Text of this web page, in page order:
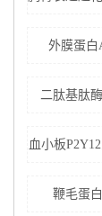
外膜蛋白
二肽基肽
血小板
鞭毛蛋